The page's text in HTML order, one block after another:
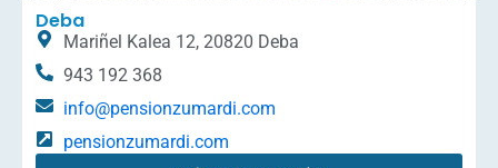
Deba
Mariñel Kalea 12, 20820 Deba
943 192 368
info@pensionzumardi.com
pensionzumardi.com